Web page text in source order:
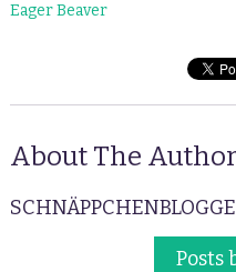
Eager Beaver
About The
Posts